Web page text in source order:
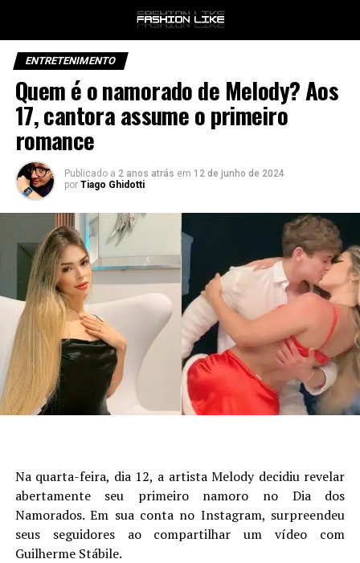
ENTRETENIMENTO
Quem é o namorado de Melody? Aos
17, cantora assume o primeiro
romance
Publicado a 2 anos atrás em 12 de junho de 2024
por Tiago Ghidotti
Na quarta-feira, dia 12, a artista Melody decidiu revelar
abertamente seu primeiro namoro no Dia dos
Namorados. Em sua conta no Instagram, surpreendeu
seus seguidores ao compartilhar um vídeo com
Guilherme Stábile.